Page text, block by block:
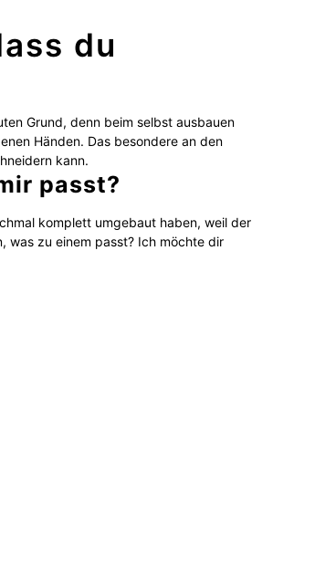
du
Grund, denn beim selbst ausbauen
Händen. Das besondere an den
kann.
passt?
komplett umgebaut haben, weil der
was zu einem passt? Ich möchte dir